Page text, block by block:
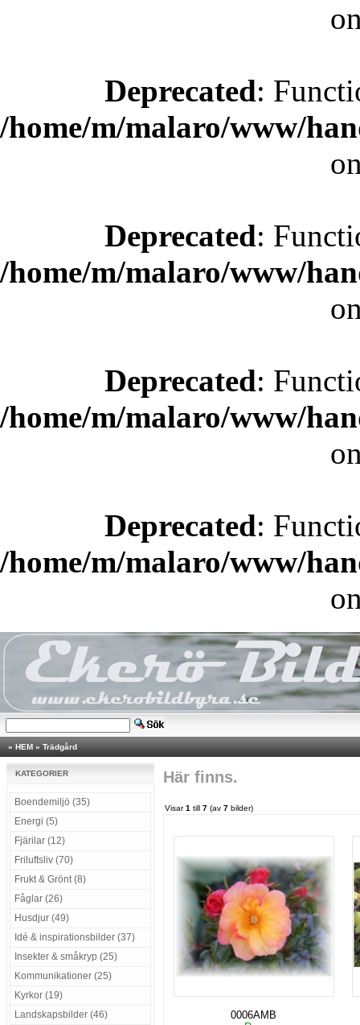
Deprecated:
/home/m/malaro/www/
Deprecated:
/home/m/malaro/www/
Deprecated:
/home/m/malaro/www/
Deprecated:
/home/m/malaro/www/
» HEM » Trädgård
KATEGORIER
Boendemiljö (35)
Energi (5)
Fjärilar (12)
Friluftsliv (70)
Frukt & Grönt (8)
Fåglar (26)
Husdjur (49)
Idé & inspirationsbilder (37)
Insekter & småkryp (25)
Kommunikationer (25)
Kyrkor (19)
Landskapsbilder (46)
Här finns.
Visar1 till 7 (av 7 bilder)
0006AMB